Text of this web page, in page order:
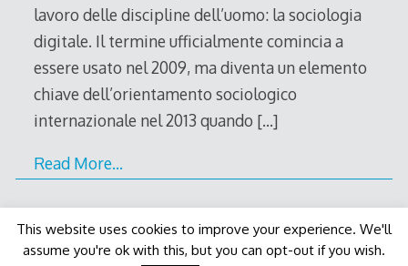
lavoro delle discipline dell’uomo: la sociologia
digitale. Il termine ufficialmente comincia a
essere usato nel 2009, ma diventa un elemento
chiave dell’orientamento sociologico
internazionale nel 2013 quando […]
Read More…
Decode Themeby Macho Themes
This website uses cookies to improve your experience. We'll
assume you're ok with this, but you can opt-out if you wish.